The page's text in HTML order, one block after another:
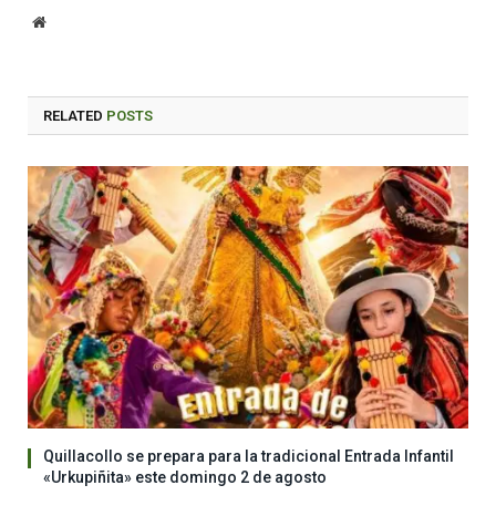
Website
RELATED POSTS
Quillacollo se prepara para la tradicional Entrada Infantil
«Urkupiñita» este domingo 2 de agosto